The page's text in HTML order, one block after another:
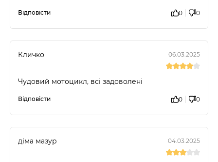
Відповісти 0 0
Кличко 06.03.2025
Чудовий мотоцикл, всі задоволені
Відповісти 0 0
діма мазур 04.03.2025